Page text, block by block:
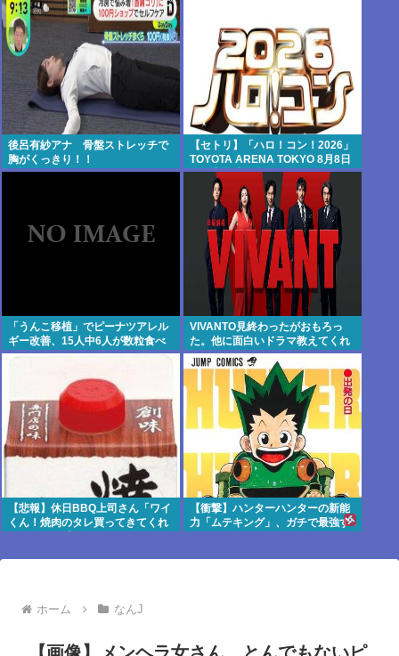
後呂有紗アナ 骨盤ストレッチで
胸がくっきり！！
【セトリ】「ハロ！コン！2026」
TOYOTA ARENA TOKYO 8月8日
昼・夜公演セットリス
「うんこ移植」でピーナツアレル
ギー改善、15人中6人が数粒食べ
られるようにwww
VIVANTO見終わったがおもろっ
た。他に面白いドラマ教えてくれ
【悲報】休日BBQ上司さん「ワイ
くん！焼肉のタレ買ってきてくれ
【衝撃】ハンターハンターの新能
力「ムテキング」、ガチで最強す
ホーム なんJ
【画像】メンヘラ女さん、とんでもないピ